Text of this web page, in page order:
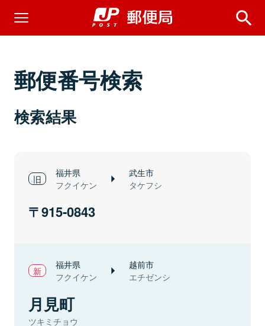
郵便番号検索
検索結果
福井県
フクイケン
武生市
タケフシ
915-0843
福井県
フクイケン
越前市
エチゼンシ
月見町
ツキミチョウ